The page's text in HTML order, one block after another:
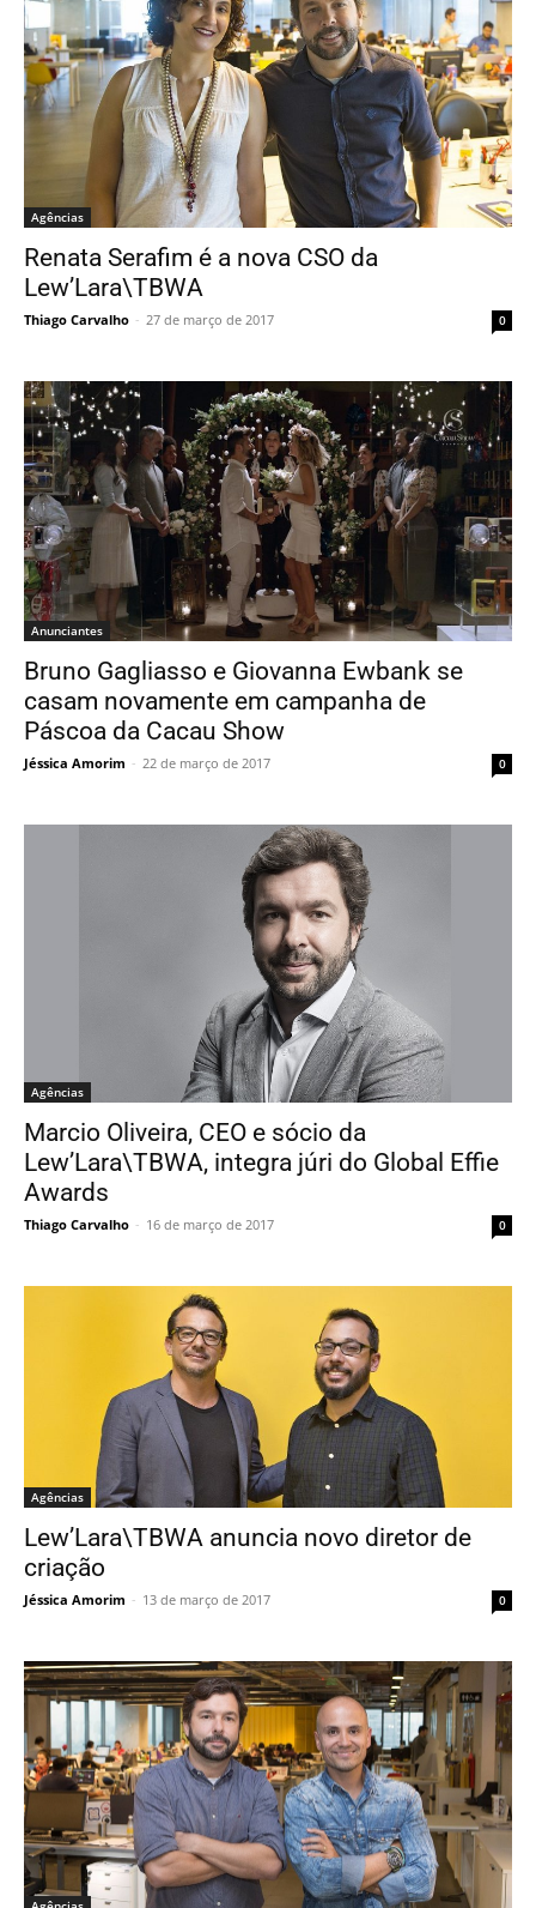
Agências
Renata Serafim é a nova CSO da
Lew’Lara\TBWA
Thiago Carvalho - 27 de março de 2017 0
Anunciantes
Bruno Gagliasso e Giovanna Ewbank se
casam novamente em campanha de
Páscoa da Cacau Show
Jéssica Amorim - 22 de março de 2017 0
Agências
Marcio Oliveira, CEO e sócio da
Lew’Lara\TBWA, integra júri do Global Effie
Awards
Thiago Carvalho - 16 de março de 2017 0
Agências
Lew’Lara\TBWA anuncia novo diretor de
criação
Jéssica Amorim - 13 de março de 2017 0